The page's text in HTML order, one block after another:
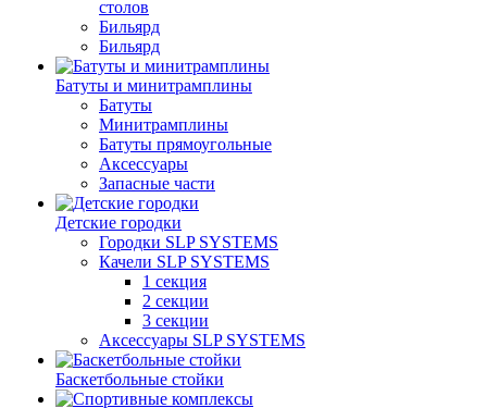
столов
Бильяpд
Бильяpд
Батуты и минитрамплины
Батуты
Минитрамплины
Батуты прямоугольные
Аксессуары
Запасные части
Детские городки
Городки SLP SYSTEMS
Качели SLP SYSTEMS
1 секция
2 секции
3 секции
Аксессуары SLP SYSTEMS
Баскетбольные стойки